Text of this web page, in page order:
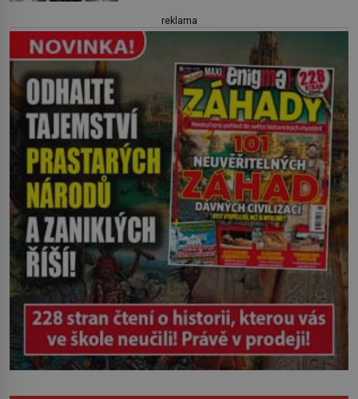
vesnice Aberfan […]
pod ní byla dlažbou. Muž, který ji z
břehu pozoruje, ji údajně poznává, jenže
Ruža Vlajna má být v tu chvíli mrtvá celé
století. Vesnice Kisiljevo v
severovýchodním Srbsku má s upíry
nevyřízené účty. […]
reklama